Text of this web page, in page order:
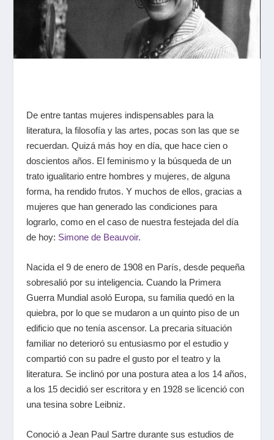
De entre tantas mujeres indispensables para la
literatura, la filosofía y las artes, pocas son las que se
recuerdan. Quizá más hoy en día, que hace cien o
doscientos años. El feminismo y la búsqueda de un
trato igualitario entre hombres y mujeres, de alguna
forma, ha rendido frutos. Y muchos de ellos, gracias a
mujeres que han generado las condiciones para
lograrlo, como en el caso de nuestra festejada del día
de hoy: Simone de Beauvoir.
Nacida el 9 de enero de 1908 en París, desde pequeña
sobresalió por su inteligencia. Cuando la Primera
Guerra Mundial asoló Europa, su familia quedó en la
quiebra, por lo que se mudaron a un quinto piso de un
edificio que no tenía ascensor. La precaria situación
familiar no deterioró su entusiasmo por el estudio y
compartió con su padre el gusto por el teatro y la
literatura. Se inclinó por una postura atea a los 14 años,
a los 15 decidió ser escritora y en 1928 se licenció con
una tesina sobre Leibniz.
Conoció aJean Paul Sartredurante sus estudios de